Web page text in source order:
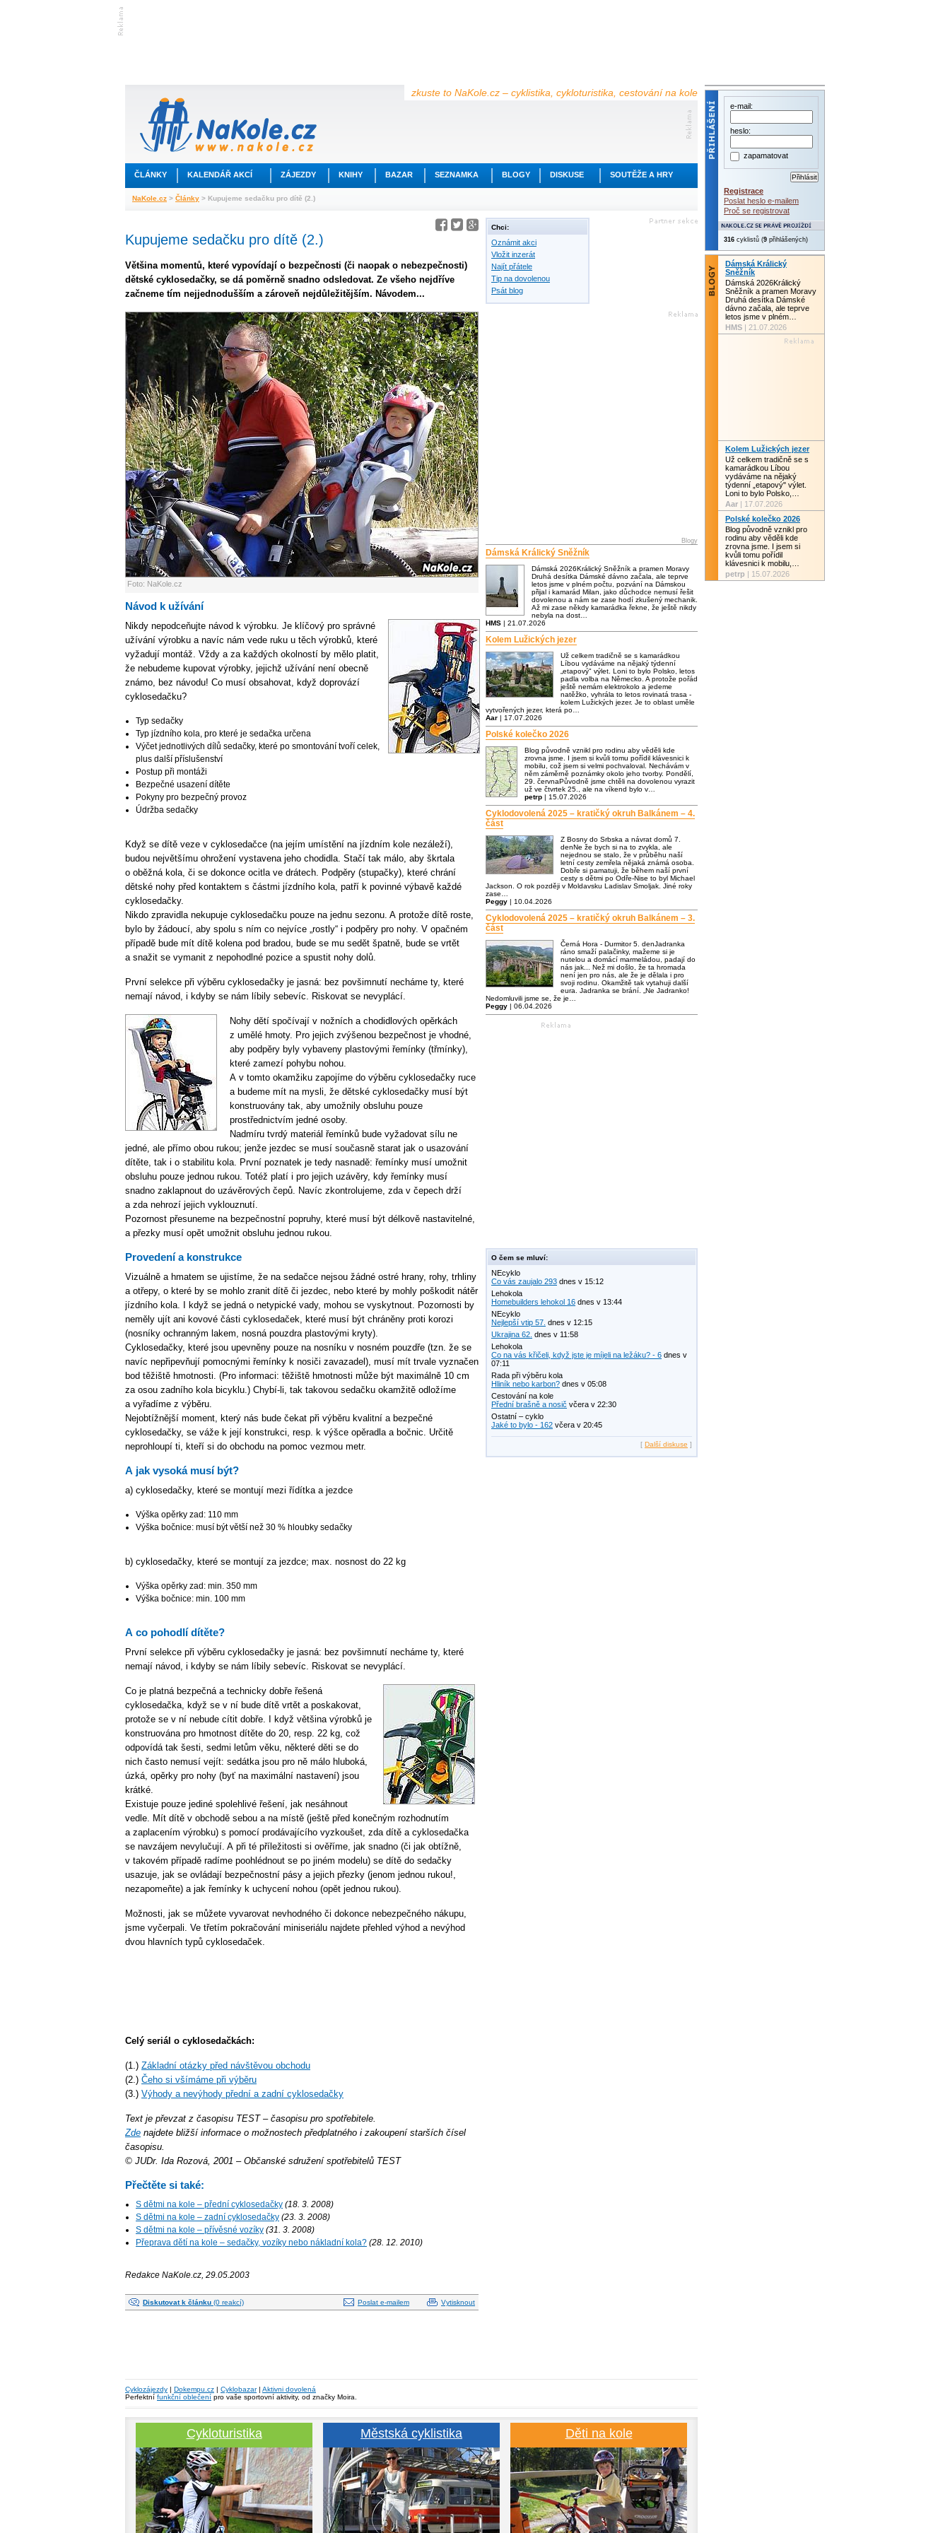
zkuste to NaKole.cz – cyklistika, cykloturistika, cestování na kole
ČLÁNKY KALENDÁŘ AKCÍ ZÁJEZDY KNIHY BAZAR SEZNAMKA BLOGY DISKUSE SOUTĚŽE A HRY
NaKole.cz > Články > Kupujeme sedačku pro dítě (2.)
Kupujeme sedačku pro dítě (2.)
Většina momentů, které vypovídají o bezpečnosti (či naopak o nebezpečnosti)
dětské cyklosedačky, se dá poměrně snadno odsledovat. Ze všeho nejdříve
začneme tím nejjednodušším a zároveň nejdůležitějším. Návodem...
Foto: NaKole.cz
Návod k užívání
Nikdy nepodceňujte návod k výrobku. Je klíčový pro správné
užívání výrobku a navíc nám vede ruku u těch výrobků, které
vyžadují montáž. Vždy a za každých okolností by mělo platit,
že nebudeme kupovat výrobky, jejichž užívání není obecně
známo, bez návodu! Co musí obsahovat, když doprovází
cyklosedačku?
Typ sedačky
Typ jízdního kola, pro které je sedačka určena
Výčet jednotlivých dílů sedačky, které po smontování tvoří celek,
plus další příslušenství
Postup při montáži
Bezpečné usazení dítěte
Pokyny pro bezpečný provoz
Údržba sedačky
Když se dítě veze v cyklosedačce (na jejím umístění na jízdním kole nezáleží),
budou největšímu ohrožení vystavena jeho chodidla. Stačí tak málo, aby škrtala
o oběžná kola, či se dokonce ocitla ve drátech. Podpěry (stupačky), které chrání
dětské nohy před kontaktem s částmi jízdního kola, patří k povinné výbavě každé
cyklosedačky.
Nikdo zpravidla nekupuje cyklosedačku pouze na jednu sezonu. A protože dítě roste,
bylo by žádoucí, aby spolu s ním co nejvíce „rostly“ i podpěry pro nohy. V opačném
případě bude mít dítě kolena pod bradou, bude se mu sedět špatně, bude se vrtět
a snažit se vymanit z nepohodlné pozice a spustit nohy dolů.
První selekce při výběru cyklosedačky je jasná: bez povšimnutí necháme ty, které
nemají návod, i kdyby se nám líbily sebevíc. Riskovat se nevyplácí.
Nohy dětí spočívají v nožních a chodidlových opěrkách
z umělé hmoty. Pro jejich zvýšenou bezpečnost je vhodné,
aby podpěry byly vybaveny plastovými řemínky (třmínky),
které zamezí pohybu nohou.
A v tomto okamžiku zapojíme do výběru cyklosedačky ruce
a budeme mít na mysli, že dětské cyklosedačky musí být
konstruovány tak, aby umožnily obsluhu pouze
prostřednictvím jedné osoby.
Nadmíru tvrdý materiál řemínků bude vyžadovat sílu ne
jedné, ale přímo obou rukou; jenže jezdec se musí současně starat jak o usazování
dítěte, tak i o stabilitu kola. První poznatek je tedy nasnadě: řemínky musí umožnit
obsluhu pouze jednou rukou. Totéž platí i pro jejich uzávěry, kdy řemínky musí
snadno zaklapnout do uzávěrových čepů. Navíc zkontrolujeme, zda v čepech drží
a zda nehrozí jejich vyklouznutí.
Pozornost přesuneme na bezpečnostní popruhy, které musí být délkově nastavitelné,
a přezky musí opět umožnit obsluhu jednou rukou.
Provedení a konstrukce
Vizuálně a hmatem se ujistíme, že na sedačce nejsou žádné ostré hrany, rohy, trhliny
a otřepy, o které by se mohlo zranit dítě či jezdec, nebo které by mohly poškodit nátěr
jízdního kola. I když se jedná o netypické vady, mohou se vyskytnout. Pozornosti by
neměly ujít ani kovové části cyklosedaček, které musí být chráněny proti korozi
(nosníky ochranným lakem, nosná pouzdra plastovými kryty).
Cyklosedačky, které jsou upevněny pouze na nosníku v nosném pouzdře (tzn. že se
navíc nepřipevňují pomocnými řemínky k nosiči zavazadel), musí mít trvale vyznačen
bod těžiště hmotnosti. (Pro informaci: těžiště hmotnosti může být maximálně 10 cm
za osou zadního kola bicyklu.) Chybí-li, tak takovou sedačku okamžitě odložíme
a vyřadíme z výběru.
Nejobtížnější moment, který nás bude čekat při výběru kvalitní a bezpečné
cyklosedačky, se váže k její konstrukci, resp. k výšce opěradla a bočnic. Určitě
neprohloupí ti, kteří si do obchodu na pomoc vezmou metr.
A jak vysoká musí být?
a) cyklosedačky, které se montují mezi řídítka a jezdce
Výška opěrky zad: 110 mm
Výška bočnice: musí být větší než 30 % hloubky sedačky
b) cyklosedačky, které se montují za jezdce; max. nosnost do 22 kg
Výška opěrky zad: min. 350 mm
Výška bočnice: min. 100 mm
A co pohodlí dítěte?
První selekce při výběru cyklosedačky je jasná: bez povšimnutí necháme ty, které
nemají návod, i kdyby se nám líbily sebevíc. Riskovat se nevyplácí.
Co je platná bezpečná a technicky dobře řešená
cyklosedačka, když se v ní bude dítě vrtět a poskakovat,
protože se v ní nebude cítit dobře. I když většina výrobků je
konstruována pro hmotnost dítěte do 20, resp. 22 kg, což
odpovídá tak šesti, sedmi letům věku, některé děti se do
nich často nemusí vejít: sedátka jsou pro ně málo hluboká,
úzká, opěrky pro nohy (byť na maximální nastavení) jsou
krátké.
Existuje pouze jediné spolehlivé řešení, jak nesáhnout
vedle. Mít dítě v obchodě sebou a na místě (ještě před konečným rozhodnutím
a zaplacením výrobku) s pomocí prodávajícího vyzkoušet, zda dítě a cyklosedačka
se navzájem nevylučují. A při té příležitosti si ověříme, jak snadno (či jak obtížně,
v takovém případě radíme poohlédnout se po jiném modelu) se dítě do sedačky
usazuje, jak se ovládají bezpečnostní pásy a jejich přezky (jenom jednou rukou!,
nezapomeňte) a jak řemínky k uchycení nohou (opět jednou rukou).
Možnosti, jak se můžete vyvarovat nevhodného či dokonce nebezpečného nákupu,
jsme vyčerpali. Ve třetím pokračování miniseriálu najdete přehled výhod a nevýhod
dvou hlavních typů cyklosedaček.
Celý seriál o cyklosedačkách:
(1.) Základní otázky před návštěvou obchodu
(2.) Čeho si všímáme při výběru
(3.) Výhody a nevýhody přední a zadní cyklosedačky
Text je převzat z časopisu TEST – časopisu pro spotřebitele.
Zde najdete bližší informace o možnostech předplatného i zakoupení starších čísel
časopisu.
© JUDr. Ida Rozová, 2001 – Občanské sdružení spotřebitelů TEST
Přečtěte si také:
S dětmi na kole – přední cyklosedačky (18­. 3. 2008)
S dětmi na kole – zadní cyklosedačky (23­. 3. 2008)
S dětmi na kole – přívěsné vozíky (31. 3­. 2008)
Přeprava dětí na kole – sedačky, vozíky nebo nákladní kola? (28. 12­. 2010)
Redakce NaKole.cz, 29.05.2003
Diskutovat k článku (0 reakcí) Vytisknout
Poslat e-mailem
Chci:
Oznámit akci
Vložit inzerát
Najít přátele
Tip na dovolenou
Psát blog
Blogy
Dámská Králický Sněžník
Dámská 2026Králický Sněžník a pramen Moravy
Druhá desítka Dámské dávno začala, ale teprve
letos jsme v plném počtu, pozvání na Dámskou
přijal i kamarád Milan, jako důchodce nemusí řešit
dovolenou a nám se zase hodí zkušený mechanik.
Až mi zase někdy kamarádka řekne, že ještě nikdy
nebyla na dost…
HMS | 21.07.2026
Kolem Lužických jezer
Už celkem tradičně se s kamarádkou
Líbou vydáváme na nějaký týdenní
„etapový" výlet. Loni to bylo Polsko, letos
padla volba na Německo. A protože pořád
ještě nemám elektrokolo a jedeme
natěžko, vyhrála to letos rovinatá trasa -
kolem Lužických jezer. Je to oblast uměle
vytvořených jezer, která po…
Aar | 17.07.2026
Polské kolečko 2026
Blog původně vznikl pro rodinu aby věděli kde
zrovna jsme. I jsem si kvůli tomu pořídil klávesnici k
mobilu, což jsem si velmi pochvaloval. Nechávám v
něm záměrně poznámky okolo jeho tvorby. Pondělí,
29. červnaPůvodně jsme chtěli na dovolenou vyrazit
už ve čtvrtek 25., ale na víkend bylo v…
petrp | 15.07.2026
Cyklodovolená 2025 – kratičký okruh Balkánem – 4.
část
Z Bosny do Srbska a návrat domů 7.
denNe že bych si na to zvykla, ale
nejednou se stalo, že v průběhu naší
letní cesty zemřela nějaká známá osoba.
Dobře si pamatuji, že během naší první
cesty s dětmi po Odře-Nise to byl Michael
Jackson. O rok později v Moldavsku Ladislav Smoljak. Jiné roky
zase…
Peggy | 10.04.2026
Cyklodovolená 2025 – kratičký okruh Balkánem – 3.
část
Černá Hora - Durmitor 5. denJadranka
ráno smaží palačinky, mažeme si je
nutelou a domácí marmeládou, padají do
nás jak... Než mi došlo, že ta hromada
není jen pro nás, ale že je dělala i pro
svoji rodinu. Okamžitě tak vytahuji další
eura. Jadranka se brání. „Ne Jadranko!
Nedomluvili jsme se, že je…
Peggy | 06.04.2026
O čem se mluví:
NEcyklo
Co vás zaujalo 293 dnes v 15:12
Lehokola
Homebuilders lehokol 16 dnes v 13:44
NEcyklo
Nejlepší vtip 57. dnes v 12:15
Ukrajina 62. dnes v 11:58
Lehokola
Co na vás křičeli, když jste je míjeli na ležáku? - 6 dnes v
07:11
Rada při výběru kola
Hliník nebo karbon? dnes v 05:08
Cestování na kole
Přední brašně a nosič včera v 22:30
Ostatní – cyklo
Jaké to bylo - 162 včera v 20:45
[ Další diskuse ]
Cyklozájezdy | Dokempu.cz | Cyklobazar| Aktivni dovolená
Perfektní funkční oblečení pro vaše sportovní aktivity, od značky Moira.
Cykloturistika Městská cyklistika Děti na kole
e-mail:
heslo:
zapamatovat
Registrace
Poslat heslo e-mailem
Proč se registrovat
316 cyklistů (9 přihlášených)
Dámská Králický
Sněžník
Dámská 2026Králický
Sněžník a pramen Moravy
Druhá desítka Dámské
dávno začala, ale teprve
letos jsme v plném…
HMS | 21.07.2026
Kolem Lužických jezer
Už celkem tradičně se s
kamarádkou Líbou
vydáváme na nějaký
týdenní „etapový" výlet.
Loni to bylo Polsko,…
Aar | 17.07.2026
Polské kolečko 2026
Blog původně vznikl pro
rodinu aby věděli kde
zrovna jsme. I jsem si
kvůli tomu pořídil
klávesnici k mobilu,…
petrp | 15.07.2026